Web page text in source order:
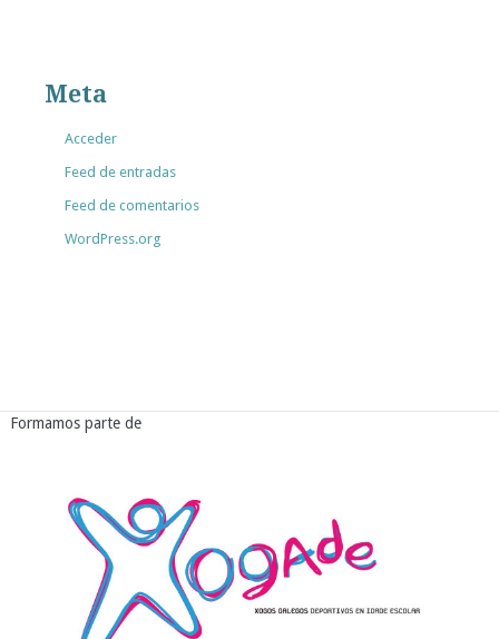
Meta
Acceder
Feed de entradas
Feed de comentarios
WordPress.org
Formamos parte de